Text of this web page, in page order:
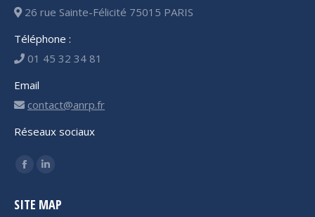
26 rue Sainte-Félicité 75015 PARIS
Téléphone :
01 45 32 34 81
Email
contact@anrp.fr
Réseaux sociaux
Trouvez nous sur :
Facebook
opens
LinkedIn
opens
SITE MAP